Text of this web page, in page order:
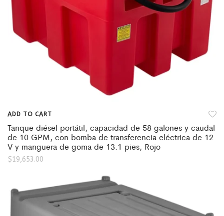
ADD TO CART
Tanque diésel portátil, capacidad de 58 galones y caudal
de 10 GPM, con bomba de transferencia eléctrica de 12
V y manguera de goma de 13.1 pies, Rojo
$19,653.00